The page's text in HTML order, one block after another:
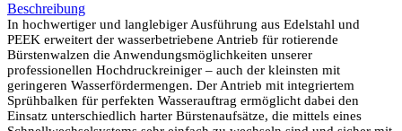
Beschreibung
In hochwertiger und langlebiger Ausführung aus Edelstahl und
PEEK erweitert der wasserbetriebene Antrieb für rotierende
Bürstenwalzen die Anwendungsmöglichkeiten unserer
professionellen Hochdruckreiniger – auch der kleinsten mit
geringeren Wasserfördermengen. Der Antrieb mit integriertem
Sprühbalken für perfekten Wasserauftrag ermöglicht dabei den
Einsatz unterschiedlich harter Bürstenaufsätze, die mittels eines